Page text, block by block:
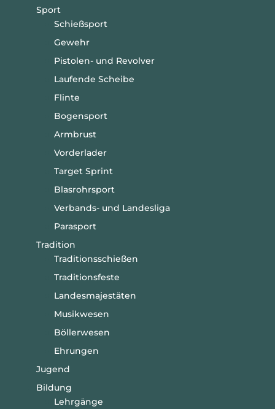
Sport
Schießsport
Gewehr
Pistolen- und Revolver
Laufende Scheibe
Flinte
Bogensport
Armbrust
Vorderlader
Target Sprint
Blasrohrsport
Verbands- und Landesliga
Parasport
Tradition
Traditionsschießen
Traditionsfeste
Landesmajestäten
Musikwesen
Böllerwesen
Ehrungen
Jugend
Bildung
Lehrgänge